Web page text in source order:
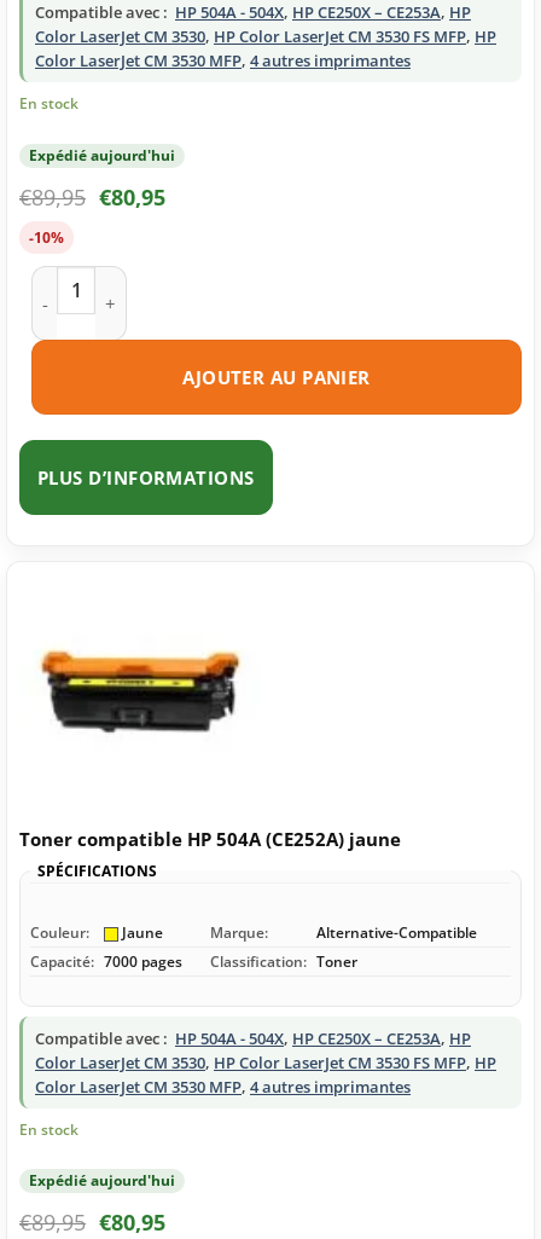
Compatible avec : HP 504A - 504X, HP CE250X – CE253A, HP
Color LaserJet CM 3530, HP Color LaserJet CM 3530 FS MFP, HP
Color LaserJet CM 3530 MFP, 4 autres imprimantes
En stock
Expédié aujourd'hui
€89,95 €80,95
-10%
quantité de Toner compatible HP 504A (CE251A) cyan
AJOUTER AU PANIER
PLUS D’INFORMATIONS
Toner compatible HP 504A (CE252A) jaune
SPÉCIFICATIONS
Couleur: Jaune Marque:
Alternative-Compatible
Capacité: 7000 pages Classification: Toner
Compatible avec : HP 504A - 504X, HP CE250X – CE253A, HP
Color LaserJet CM 3530, HP Color LaserJet CM 3530 FS MFP, HP
Color LaserJet CM 3530 MFP, 4 autres imprimantes
En stock
Expédié aujourd'hui
€89,95 €80,95